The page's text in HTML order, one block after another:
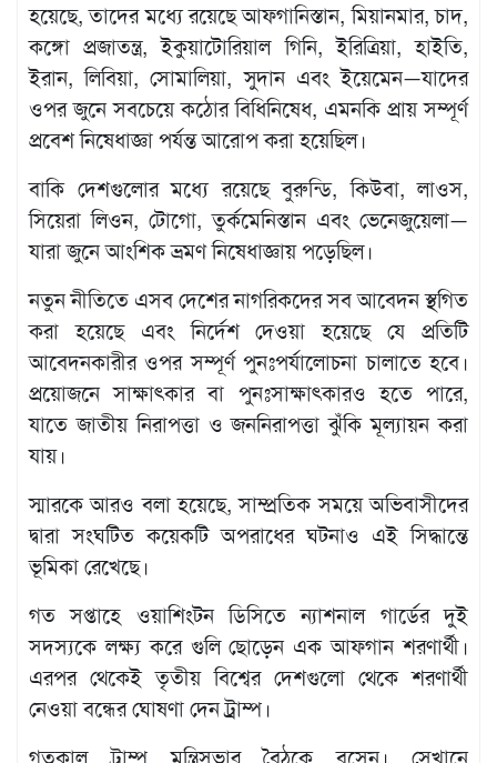
লাইফস্টাইল
ফটো
প্রবাস
শিক্ষা
ও
ধর্ম
গনমাধ্যম
সংবাদ
চাকুরী
আবহাওয়া
হয়েছে, তাদের মধ্যে রয়েছে আফগানিস্তান, মিয়ানমার, চাদ,
কঙ্গো প্রজাতন্ত্র, ইকুয়াটোরিয়াল গিনি, ইরিত্রিয়া, হাইতি,
ইরান, লিবিয়া, সোমালিয়া, সুদান এবং ইয়েমেন—যাদের
ওপর জুনে সবচেয়ে কঠোর বিধিনিষেধ, এমনকি প্রায় সম্পূর্ণ
প্রবেশ নিষেধাজ্ঞা পর্যন্ত আরোপ করা হয়েছিল।
বাকি দেশগুলোর মধ্যে রয়েছে বুরুন্ডি, কিউবা, লাওস,
সিয়েরা লিওন, টোগো, তুর্কমেনিস্তান এবং ভেনেজুয়েলা—
যারা জুনে আংশিক ভ্রমণ নিষেধাজ্ঞায় পড়েছিল।
নতুন নীতিতে এসব দেশের নাগরিকদের সব আবেদন স্থগিত
করা হয়েছে এবং নির্দেশ দেওয়া হয়েছে যে প্রতিটি
আবেদনকারীর ওপর সম্পূর্ণ পুনঃপর্যালোচনা চালাতে হবে।
প্রয়োজনে সাক্ষাৎকার বা পুনঃসাক্ষাৎকারও হতে পারে,
যাতে জাতীয় নিরাপত্তা ও জননিরাপত্তা ঝুঁকি মূল্যায়ন করা
যায়।
স্মারকে আরও বলা হয়েছে, সাম্প্রতিক সময়ে অভিবাসীদের
দ্বারা সংঘটিত কয়েকটি অপরাধের ঘটনাও এই সিদ্ধান্তে
ভূমিকা রেখেছে।
গত সপ্তাহে ওয়াশিংটন ডিসিতে ন্যাশনাল গার্ডের দুই
সদস্যকে লক্ষ্য করে গুলি ছোড়েন এক আফগান শরণার্থী।
এরপর থেকেই তৃতীয় বিশ্বের দেশগুলো থেকে শরণার্থী
নেওয়া বন্ধের ঘোষণা দেন ট্রাম্প।